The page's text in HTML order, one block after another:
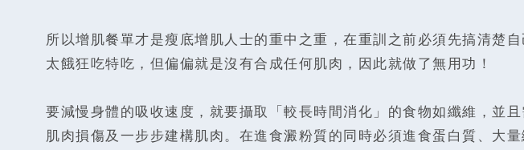
所以增肌餐單才是瘦底增肌人士的重中之重，在重訓之前必須先搞清楚
太餓狂吃特吃，但偏偏就是沒有合成任何肌肉，因此就做了無用功！
要減慢身體的吸收速度，就要攝取「較長時間消化」的食物如纖維，並
肌肉損傷及一步步建構肌肉。在進食澱粉質的同時必須進食蛋白質、大